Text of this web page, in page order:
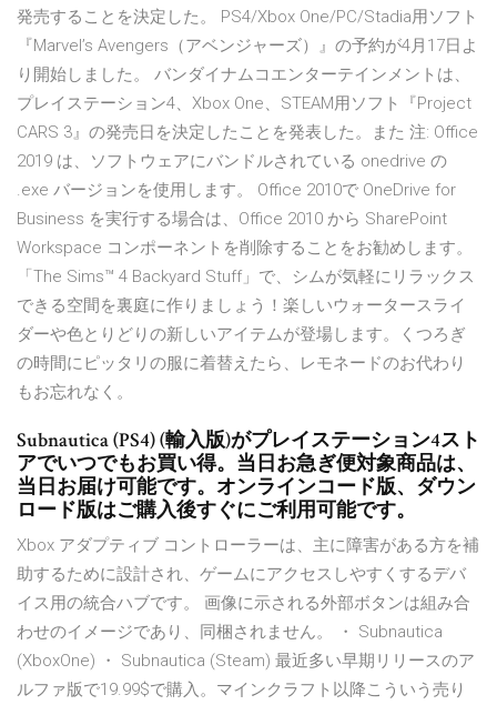
発売することを決定した。 PS4/Xbox One/PC/Stadia用ソフト
『Marvel’s Avengers（アベンジャーズ）』の予約が4月17日よ
り開始しました。 バンダイナムコエンターテインメントは、
プレイステーション4、Xbox One、STEAM用ソフト『Project
CARS 3』の発売日を決定したことを発表した。また 注: Office
2019 は、ソフトウェアにバンドルされている onedrive の
.exe バージョンを使用します。 Office 2010で OneDrive for
Business を実行する場合は、Office 2010 から SharePoint
Workspace コンポーネントを削除することをお勧めします。
「The Sims™ 4 Backyard Stuff」で、シムが気軽にリラックス
できる空間を裏庭に作りましょう！楽しいウォータースライ
ダーや色とりどりの新しいアイテムが登場します。くつろぎ
の時間にピッタリの服に着替えたら、レモネードのお代わり
もお忘れなく。
Subnautica (PS4) (輸入版)がプレイステーション4スト
アでいつでもお買い得。当日お急ぎ便対象商品は、
当日お届け可能です。オンラインコード版、ダウン
ロード版はご購入後すぐにご利用可能です。
Xbox アダプティブ コントローラーは、主に障害がある方を補
助するために設計され、ゲームにアクセスしやすくするデバ
イス用の統合ハブです。 画像に示される外部ボタンは組み合
わせのイメージであり、同梱されません。 ・ Subnautica
(XboxOne) ・ Subnautica (Steam) 最近多い早期リリースのア
ルファ版で19.99$で購入。マインクラフト以降こういう売り